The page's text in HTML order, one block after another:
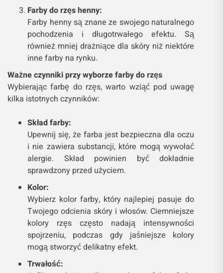
Farby do rzęs henny:
Farby henny są znane ze swojego naturalnego
pochodzenia i długotrwałego efektu. Są
również mniej drażniące dla skóry niż niektóre
inne farby na rynku.
Ważne czynniki przy wyborze farby do rzęs
Wybierając farbę do rzęs, warto wziąć pod uwagę
kilka istotnych czynników:
Skład farby:
Upewnij się, że farba jest bezpieczna dla oczu
i nie zawiera substancji, które mogą wywołać
alergie. Skład powinien być dokładnie
sprawdzony przed użyciem.
Kolor:
Wybierz kolor farby, który najlepiej pasuje do
Twojego odcienia skóry i włosów. Ciemniejsze
kolory rzęs często nadają intensywności
spojrzeniu, podczas gdy jaśniejsze kolory
mogą stworzyć delikatny efekt.
Trwałość: